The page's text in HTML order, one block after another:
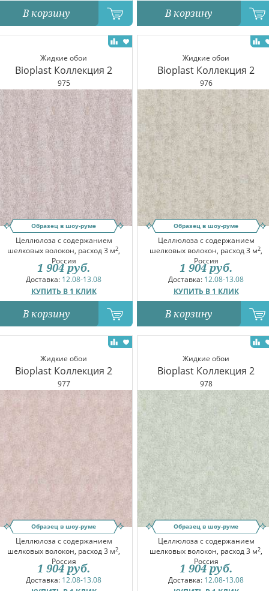
В корзину В корзину
Жидкие обои
Bioplast Коллекция 2
975
Образец в шоу-руме
Целлюлоза с содержанием
шелковых волокон, расход 3 м2,
Россия
Доставка: 12.08-13.08
КУПИТЬ В 1 КЛИК
1 904 руб.
В корзину
Жидкие обои
Bioplast Коллекция 2
976
Образец в шоу-руме
Целлюлоза с содержанием
шелковых волокон, расход 3 м2,
Россия
Доставка: 12.08-13.08
КУПИТЬ В 1 КЛИК
1 904 руб.
В корзину
Жидкие обои
Bioplast Коллекция 2
977
Образец в шоу-руме
Целлюлоза с содержанием
шелковых волокон, расход 3 м2,
Россия
Доставка: 12.08-13.08
1 904 руб.
Жидкие обои
Bioplast Коллекция 2
978
Образец в шоу-руме
Целлюлоза с содержанием
шелковых волокон, расход 3 м2,
Россия
Доставка: 12.08-13.08
1 904 руб.